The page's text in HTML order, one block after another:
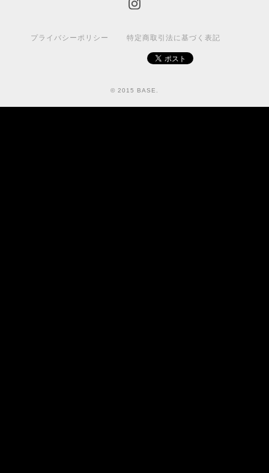
プライバシーポリシー 特定商取引法に基づく表記
© 2015 BASE.